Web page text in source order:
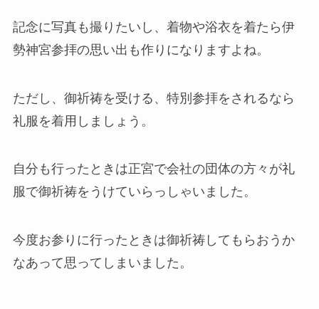
記念に写真も撮りたいし、着物や浴衣を着たら伊
勢神宮参拝の思い出も作りになりますよね。
ただし、 御祈祷を受ける、特別参拝をされるなら
礼服を着用 しましょう。
自分も行ったときは正宮で会社の団体の方々が礼
服で御祈祷をうけていらっしゃいました。
今度お参りに行ったときは御祈祷してもらおうか
なあって思ってしまいました。